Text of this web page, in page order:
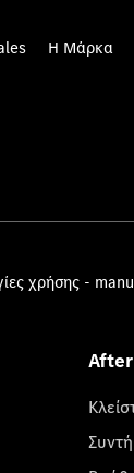
Η Μάρκα
χρήσης -